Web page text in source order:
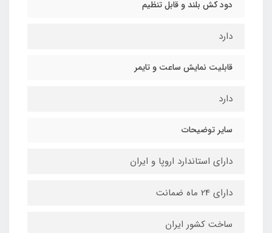
دود کش بلند و قابل تنظیم
دارد
قابلیت نمایش ساعت و تایمر
دارد
سایر توضیحات
دارای استاندارد اروپا و ایران
دارای 24 ماه ضمانت
ساخت کشور ایران